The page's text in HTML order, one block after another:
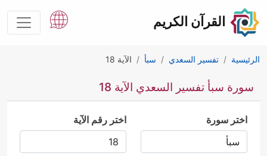
القرآن الكريم
الرئيسية تفسير السعدي سبأ الآية 18
سورة سبأ تفسير السعدي الآية 18
اختر سورة اختر رقم الآية